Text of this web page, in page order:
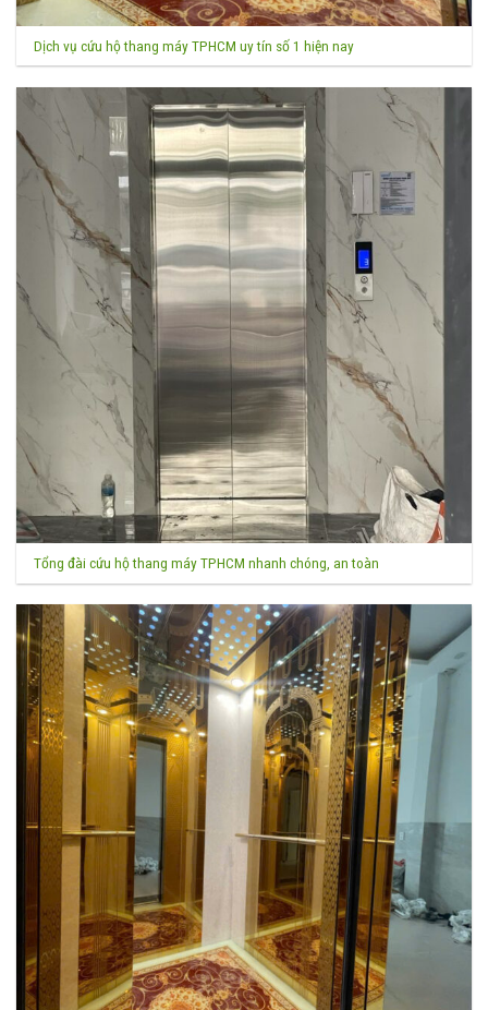
Dịch vụ cứu hộ thang máy TPHCM uy tín số 1 hiện nay
Tổng đài cứu hộ thang máy TPHCM nhanh chóng, an toàn